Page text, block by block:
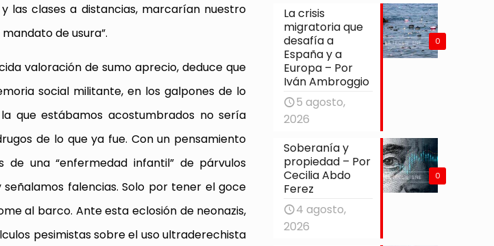
las clases a distancias, marcarían nuestro
de usura”.
valoración de sumo aprecio, deduce que
social militante, en los galpones de lo
que estábamos acostumbrados no sería
de lo que ya fue. Con un pensamiento
una “enfermedad infantil” de párvulos
falencias. Solo por tener el goce
al barco. Ante esta eclosión de neonazis,
pesimistas sobre el uso ultraderechista
0
La crisis
migratoria que
desafía a
España y a
Europa – Por
Iván Ambroggio
5 agosto,
2026
0
Soberanía y
propiedad – Por
Cecilia Abdo
Ferez
4 agosto,
2026